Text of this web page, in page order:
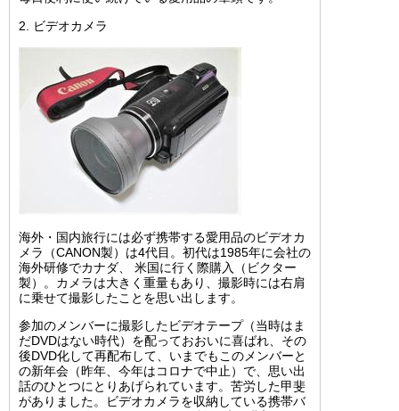
2. ビデオカメラ
海外・国内旅行には必ず携帯する愛用品のビデオカ
メラ（CANON製）は4代目。初代は1985年に会社の
海外研修でカナダ、 米国に行く際購入（ビクター
製）。カメラは大きく重量もあり、撮影時には右肩
に乗せて撮影したことを思い出します。
参加のメンバーに撮影したビデオテープ（当時はま
だDVDはない時代）を配っておおいに喜ばれ、その
後DVD化して再配布して、いまでもこのメンバーと
の新年会（昨年、今年はコロナで中止）で、思い出
話のひとつにとりあげられています。苦労した甲斐
がありました。ビデオカメラを収納している携帯バ